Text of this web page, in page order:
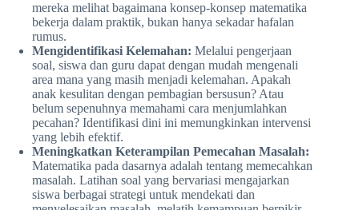
mereka melihat bagaimana konsep-konsep matematika
bekerja dalam praktik, bukan hanya sekadar hafalan
rumus.
Mengidentifikasi Kelemahan: Melalui pengerjaan
soal, siswa dan guru dapat dengan mudah mengenali
area mana yang masih menjadi kelemahan. Apakah
anak kesulitan dengan pembagian bersusun? Atau
belum sepenuhnya memahami cara menjumlahkan
pecahan? Identifikasi dini ini memungkinkan intervensi
yang lebih efektif.
Meningkatkan Keterampilan Pemecahan Masalah:
Matematika pada dasarnya adalah tentang memecahkan
masalah. Latihan soal yang bervariasi mengajarkan
siswa berbagai strategi untuk mendekati dan